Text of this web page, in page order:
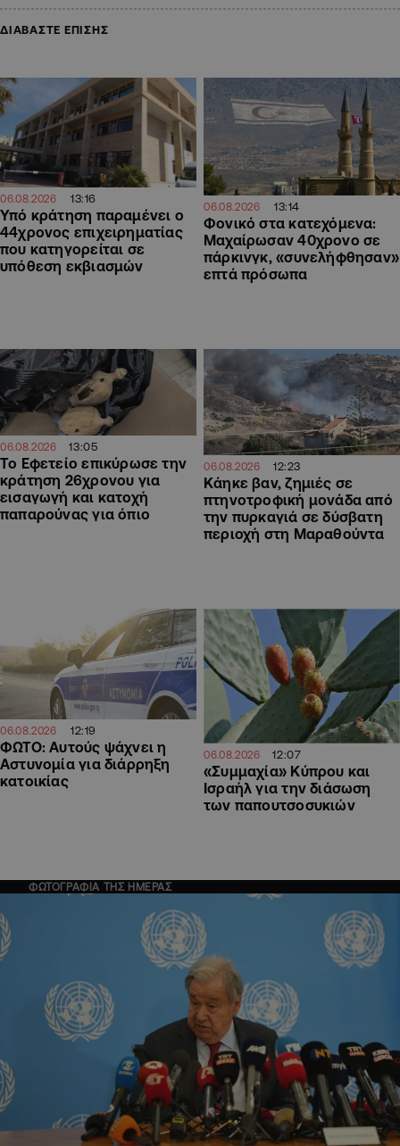
ΔΙΑΒΑΣΤΕ ΕΠΙΣΗΣ
06.08.2026 13:16
Υπό κράτηση παραμένει ο
44χρονος επιχειρηματίας
που κατηγορείται σε
υπόθεση εκβιασμών
06.08.2026 13:14
Φονικό στα κατεχόμενα:
Μαχαίρωσαν 40χρονο σε
πάρκινγκ, «συνελήφθησαν»
επτά πρόσωπα
06.08.2026 13:05
Το Εφετείο επικύρωσε την
κράτηση 26χρονου για
εισαγωγή και κατοχή
παπαρούνας για όπιο
06.08.2026 12:23
Κάηκε βαν, ζημιές σε
πτηνοτροφική μονάδα από
την πυρκαγιά σε δύσβατη
περιοχή στη Μαραθούντα
06.08.2026 12:19
ΦΩΤΟ: Αυτούς ψάχνει η
Αστυνομία για διάρρηξη
κατοικίας
06.08.2026 12:07
«Συμμαχία» Κύπρου και
Ισραήλ για την διάσωση
των παπουτσοσυκιών
ΦΩΤΟΓΡΑΦΙΑ ΤΗΣ ΗΜΕΡΑΣ